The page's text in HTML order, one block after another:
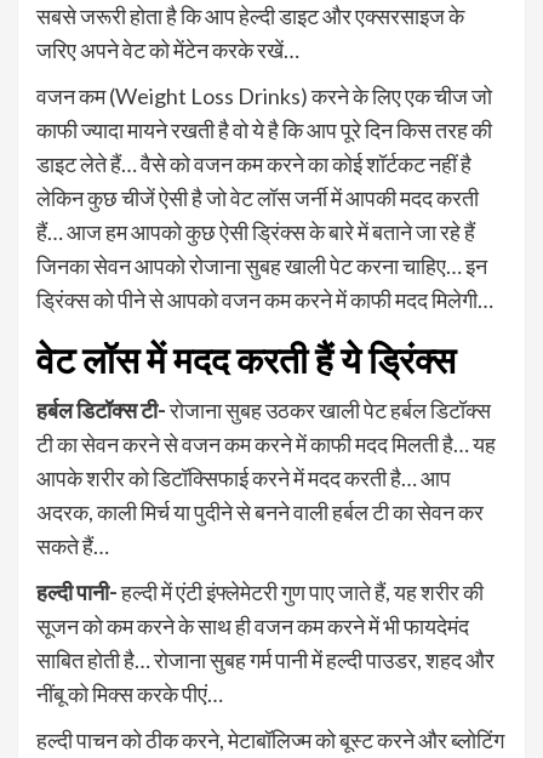
सबसे जरूरी होता है कि आप हेल्दी डाइट और एक्सरसाइज के
जरिए अपने वेट को मेंटेन करके रखें…
वजन कम (Weight Loss Drinks) करने के लिए एक चीज जो
काफी ज्यादा मायने रखती है वो ये है कि आप पूरे दिन किस तरह की
डाइट लेते हैं… वैसे को वजन कम करने का कोई शॉर्टकट नहीं है
लेकिन कुछ चीजें ऐसी है जो वेट लॉस जर्नी में आपकी मदद करती
हैं… आज हम आपको कुछ ऐसी ड्रिंक्स के बारे में बताने जा रहे हैं
जिनका सेवन आपको रोजाना सुबह खाली पेट करना चाहिए… इन
ड्रिंक्स को पीने से आपको वजन कम करने में काफी मदद मिलेगी…
वेट लॉस में मदद करती हैं ये ड्रिंक्स
हर्बल डिटॉक्स टी-रोजाना सुबह उठकर खाली पेट हर्बल डिटॉक्स
टी का सेवन करने से वजन कम करने में काफी मदद मिलती है… यह
आपके शरीर को डिटॉक्सिफाई करने में मदद करती है… आप
अदरक, काली मिर्च या पुदीने से बनने वाली हर्बल टी का सेवन कर
सकते हैं…
हल्दी पानी-हल्दी में एंटी इंफ्लेमेटरी गुण पाए जाते हैं, यह शरीर की
सूजन को कम करने के साथ ही वजन कम करने में भी फायदेमंद
साबित होती है… रोजाना सुबह गर्म पानी में हल्दी पाउडर, शहद और
नींबू को मिक्स करके पीएं…
हल्दी पाचन को ठीक करने, मेटाबॉलिज्म को बूस्ट करने और ब्लोटिंग